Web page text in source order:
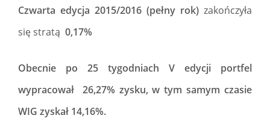
Czwarta edycja 2015/2016 (pełny rok) zakończyła
się stratą 0,17%
Obecnie po 25 tygodniach V edycji portfel
wypracował 26,27% zysku, w tym samym czasie
WIG zyskał 14,16%.